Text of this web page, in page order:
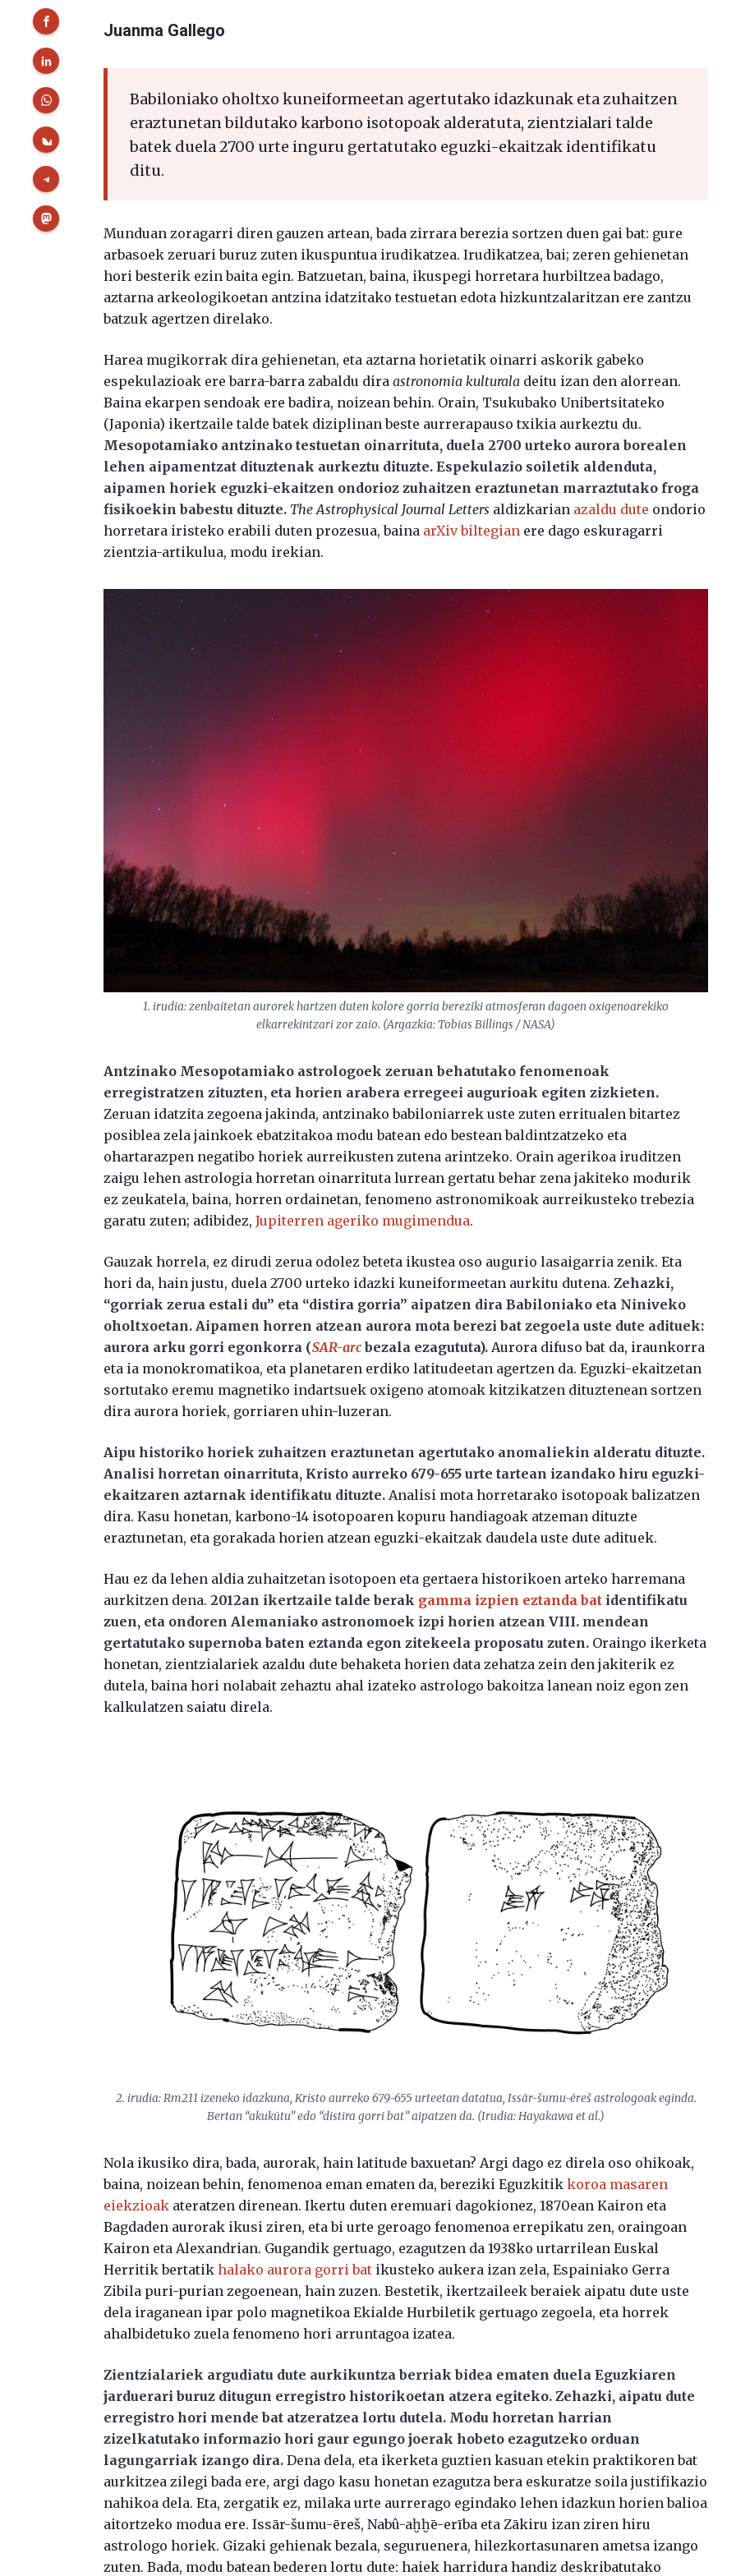
Juanma Gallego
Babiloniako oholtxo kuneiformeetan agertutako idazkunak eta zuhaitzen
eraztunetan bildutako karbono isotopoak alderatuta, zientzialari talde
batek duela 2700 urte inguru gertatutako eguzki-ekaitzak identifikatu
ditu.
Munduan zoragarri diren gauzen artean, bada zirrara berezia sortzen duen gai bat: gure
arbasoek zeruari buruz zuten ikuspuntua irudikatzea. Irudikatzea, bai; zeren gehienetan
hori besterik ezin baita egin. Batzuetan, baina, ikuspegi horretara hurbiltzea badago,
aztarna arkeologikoetan antzina idatzitako testuetan edota hizkuntzalaritzan ere zantzu
batzuk agertzen direlako.
Harea mugikorrak dira gehienetan, eta aztarna horietatik oinarri askorik gabeko
espekulazioak ere barra-barra zabaldu diraastronomia kulturala deitu izan den alorrean.
Baina ekarpen sendoak ere badira, noizean behin. Orain, Tsukubako Unibertsitateko
(Japonia) ikertzaile talde batek diziplinan beste aurrerapauso txikia aurkeztu du.
Mesopotamiako antzinako testuetan oinarrituta, duela 2700 urteko aurora borealen
lehen aipamentzat dituztenak aurkeztu dituzte. Espekulazio soiletik aldenduta,
aipamen horiek eguzki-ekaitzen ondorioz zuhaitzen eraztunetan marraztutako froga
fisikoekin babestu dituzte. The Astrophysical Journal Letters aldizkarian azaldu dute ondorio
horretara iristeko erabili duten prozesua, baina arXiv biltegian ere dago eskuragarri
zientzia-artikulua, modu irekian.
1. irudia: zenbaitetan aurorek hartzen duten kolore gorria bereziki atmosferan dagoen oxigenoarekiko
elkarrekintzari zor zaio. (Argazkia: Tobias Billings / NASA)
Antzinako Mesopotamiako astrologoek zeruan behatutako fenomenoak
erregistratzen zituzten, eta horien arabera erregeei augurioak egiten zizkieten.
Zeruan idatzita zegoena jakinda, antzinako babiloniarrek uste zuten erritualen bitartez
posiblea zela jainkoek ebatzitakoa modu batean edo bestean baldintzatzeko eta
ohartarazpen negatibo horiek aurreikusten zutena arintzeko. Orain agerikoa iruditzen
zaigu lehen astrologia horretan oinarrituta lurrean gertatu behar zena jakiteko modurik
ez zeukatela, baina, horren ordainetan, fenomeno astronomikoak aurreikusteko trebezia
garatu zuten; adibidez,Jupiterren ageriko mugimendua.
Gauzak horrela, ez dirudi zerua odolez beteta ikustea oso augurio lasaigarria zenik. Eta
hori da, hain justu, duela 2700 urteko idazki kuneiformeetan aurkitu dutena.Zehazki,
“gorriak zerua estali du” eta “distira gorria” aipatzen dira Babiloniako eta Niniveko
oholtxoetan. Aipamen horren atzean aurora mota berezi bat zegoela uste dute adituek:
aurora arku gorri egonkorra (SAR-arcbezala ezagututa). Aurora difuso bat da, iraunkorra
eta ia monokromatikoa, eta planetaren erdiko latitudeetan agertzen da. Eguzki-ekaitzetan
sortutako eremu magnetiko indartsuek oxigeno atomoak kitzikatzen dituztenean sortzen
dira aurora horiek, gorriaren uhin-luzeran.
Aipu historiko horiek zuhaitzen eraztunetan agertutako anomaliekin alderatu dituzte.
Analisi horretan oinarrituta, Kristo aurreko 679-655 urte tartean izandako hiru eguzki-
ekaitzaren aztarnak identifikatu dituzte. Analisi mota horretarako isotopoak balizatzen
dira. Kasu honetan, karbono-14 isotopoaren kopuru handiagoak atzeman dituzte
eraztunetan, eta gorakada horien atzean eguzki-ekaitzak daudela uste dute adituek.
Hau ez da lehen aldia zuhaitzetan isotopoen eta gertaera historikoen arteko harremana
aurkitzen dena.2012an ikertzaile talde berak gamma izpien eztanda bat identifikatu
zuen, eta ondoren Alemaniako astronomoek izpi horien atzean VIII. mendean
gertatutako supernoba baten eztanda egon zitekeela proposatu zuten. Oraingo ikerketa
honetan, zientzialariek azaldu dute behaketa horien data zehatza zein den jakiterik ez
dutela, baina hori nolabait zehaztu ahal izateko astrologo bakoitza lanean noiz egon zen
kalkulatzen saiatu direla.
2. irudia: Rm211 izeneko idazkuna, Kristo aurreko 679-655 urteetan datatua, Issār-šumu-ēreš astrologoak eginda.
Bertan “akukūtu” edo “distira gorri bat” aipatzen da. (Irudia: Hayakawa et al.)
Nola ikusiko dira, bada, aurorak, hain latitude baxuetan? Argi dago ez direla oso ohikoak,
baina, noizean behin, fenomenoa eman ematen da, bereziki Eguzkitikkoroa masaren
eiekzioak ateratzen direnean. Ikertu duten eremuari dagokionez, 1870ean Kairon eta
Bagdaden aurorak ikusi ziren, eta bi urte geroago fenomenoa errepikatu zen, oraingoan
Kairon eta Alexandrian. Gugandik gertuago, ezagutzen da 1938ko urtarrilean Euskal
Herritik bertatikhalako aurora gorri bat ikusteko aukera izan zela, Espainiako Gerra
Zibila puri-purian zegoenean, hain zuzen. Bestetik, ikertzaileek beraiek aipatu dute uste
dela iraganean ipar polo magnetikoa Ekialde Hurbiletik gertuago zegoela, eta horrek
ahalbidetuko zuela fenomeno hori arruntagoa izatea.
Zientzialariek argudiatu dute aurkikuntza berriak bidea ematen duela Eguzkiaren
jarduerari buruz ditugun erregistro historikoetan atzera egiteko. Zehazki, aipatu dute
erregistro hori mende bat atzeratzea lortu dutela. Modu horretan harrian
zizelkatutako informazio hori gaur egungo joerak hobeto ezagutzeko orduan
lagungarriak izango dira. Dena dela, eta ikerketa guztien kasuan etekin praktikoren bat
aurkitzea zilegi bada ere, argi dago kasu honetan ezagutza bera eskuratze soila justifikazio
nahikoa dela. Eta, zergatik ez, milaka urte aurrerago egindako lehen idazkun horien balioa
aitortzeko modua ere. Issār-šumu-ēreš, Nabû-aḫḫē-erība eta Zākiru izan ziren hiru
astrologo horiek. Gizaki gehienak bezala, seguruenera, hilezkortasunaren ametsa izango
zuten. Bada, modu batean bederen lortu dute: haiek harridura handiz deskribatutako